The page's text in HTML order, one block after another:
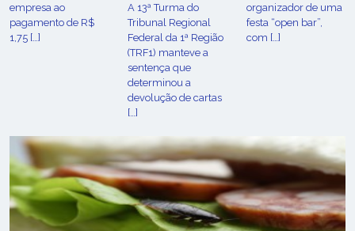
empresa ao
pagamento de R$
1,75 […]
A 13ª Turma do
Tribunal Regional
Federal da 1ª Região
(TRF1) manteve a
sentença que
determinou a
devolução de cartas
[…]
organizador de uma
festa “open bar”,
com […]